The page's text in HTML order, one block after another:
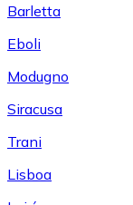
Barletta
Eboli
Modugno
Siracusa
Trani
Lisboa